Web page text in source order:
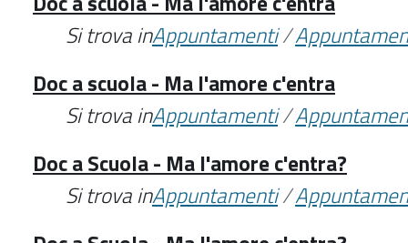
Si trova inAppuntamenti/
Doc a scuola - Ma l'amore c'entra
Si trova inAppuntamenti/
Doc a Scuola - Ma l'amore c'entra?
Si trova inAppuntamenti/